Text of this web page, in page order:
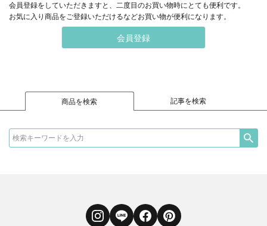
会員登録をしていただきますと、二度目のお買い物時にとても便利です。
お気に入り商品をご登録いただけるなどお買い物が便利になります。
会員登録
商品を検索 記事を検索
InstagramLINE FacebookPinterest